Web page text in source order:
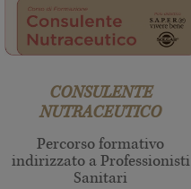
CONSULENTE
NUTRACEUTICO
Percorso formativo
indirizzato a Professionisti
Sanitari